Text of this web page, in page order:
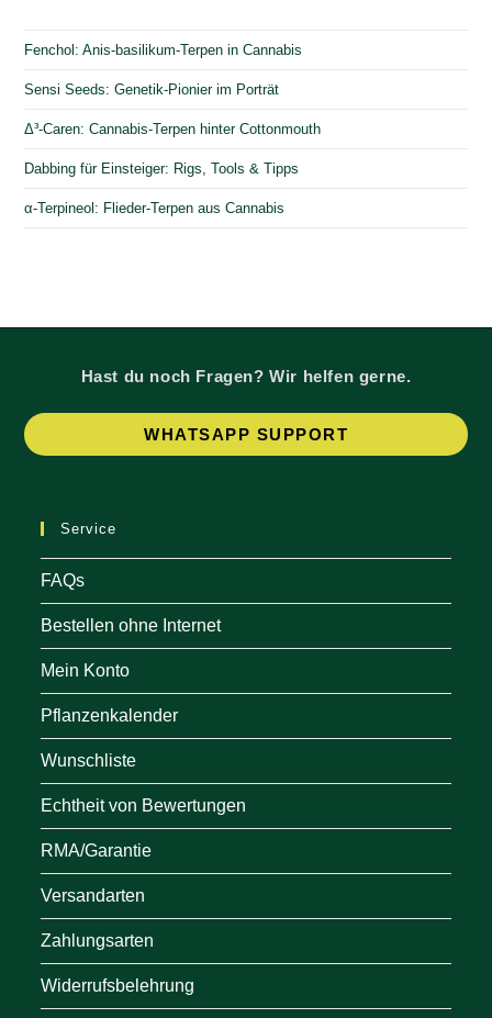
Fenchol: Anis-basilikum-Terpen in Cannabis
Sensi Seeds: Genetik-Pionier im Porträt
Δ³-Caren: Cannabis-Terpen hinter Cottonmouth
Dabbing für Einsteiger: Rigs, Tools & Tipps
α-Terpineol: Flieder-Terpen aus Cannabis
Hast du noch Fragen? Wir helfen gerne.
WHATSAPP SUPPORT
Service
FAQs
Bestellen ohne Internet
Mein Konto
Pflanzenkalender
Wunschliste
Echtheit von Bewertungen
RMA/Garantie
Versandarten
Zahlungsarten
Widerrufsbelehrung